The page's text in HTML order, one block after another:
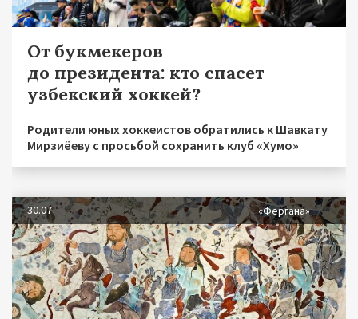
От букмекеров
до президента: кто спасет
узбекский хоккей?
Родители юных хоккеистов обратились к Шавкату
Мирзиёеву с просьбой сохранить клуб «Хумо»
30.07 «Фергана»